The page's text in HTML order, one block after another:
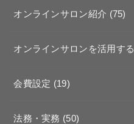
オンラインサロン紹介 (75)
オンラインサロンを活用する
会費設定 (19)
法務・実務 (50)